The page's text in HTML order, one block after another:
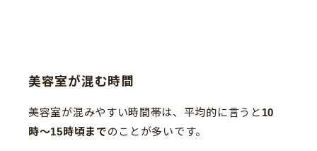
美容室が混む時間
美容室が混みやすい時間帯は、平均的に言うと 10
時〜15時頃までのことが多いです。